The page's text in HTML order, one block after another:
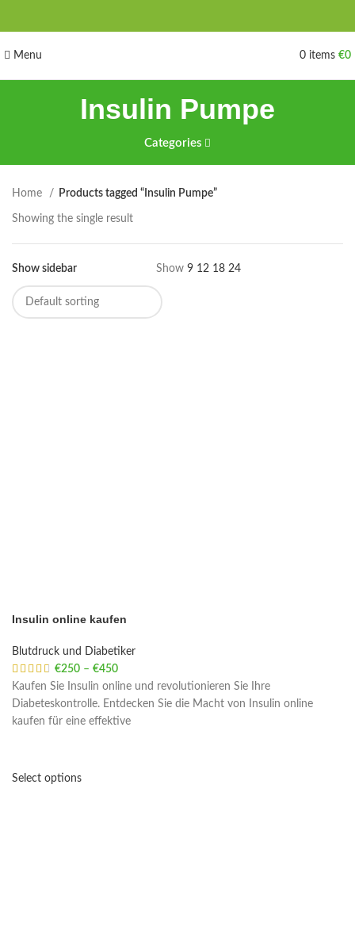
Menu 0 items €0
Insulin Pumpe
Categories
Home Products tagged “Insulin Pumpe”
Showing the single result
Show sidebar Show 9 12 18 24
Insulin online kaufen
Blutdruck und Diabetiker
€250 – €450
Kaufen Sie Insulin online und revolutionieren Sie Ihre
Diabeteskontrolle. Entdecken Sie die Macht von Insulin online
kaufen für eine effektive
Select options